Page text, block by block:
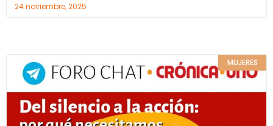
24 noviembre, 2025
MUJERES